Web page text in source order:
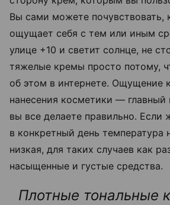
Вы сами можете почувствовать,
ощущает себя с тем или иным
улице +10 и светит солнце, не
тяжелые кремы просто потому,
об этом в интернете. Ощущение
нанесения косметики — главный
вы все делаете правильно. Если
в конкретный день температура
низкая, для таких случаев как
насыщенные и густые средства.
Плотные тональные